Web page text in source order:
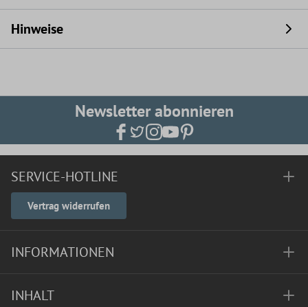
Hinweise
Newsletter abonnieren
SERVICE-HOTLINE
Vertrag widerrufen
INFORMATIONEN
INHALT